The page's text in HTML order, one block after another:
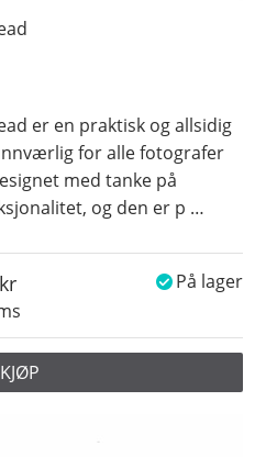
er en praktisk og allsidig
for alle fotografer
med tanke på
og den er p …
På lager
KJØP